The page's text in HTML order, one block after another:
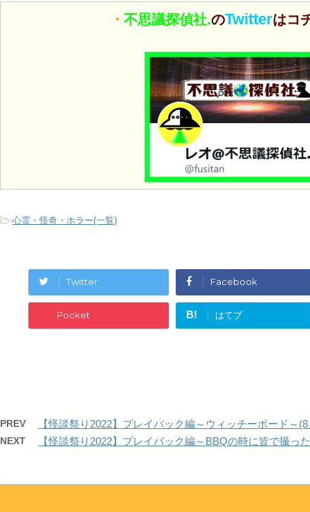
・ 不思議探偵社.のTwitterはコ
-心霊・怪奇・ホラー(一覧)
Twitter Facebook
Pocket B! はてブ
PREV 【怪談祭り2022】プレイバック編～ウィッチーボード～
NEXT 【怪談祭り2022】プレイバック編～BBQの時に皆で撮っ